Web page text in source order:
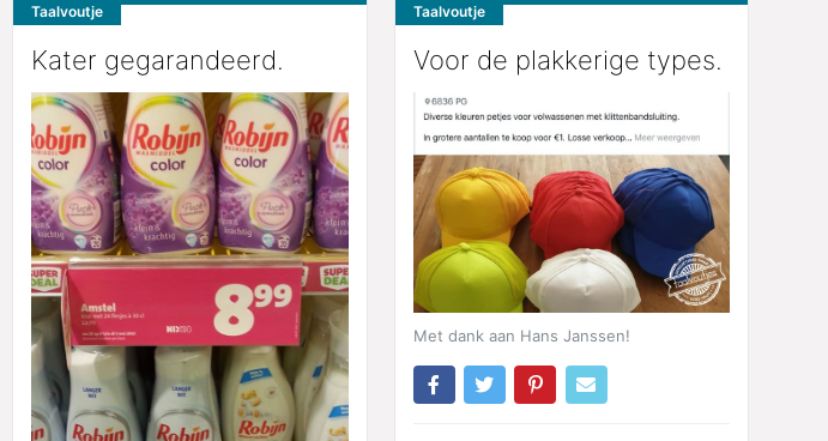
Taalvoutje
Kater gegarandeerd.
Taalvoutje
Voor de plakkerige types.
Met dank aan Hans Janssen!